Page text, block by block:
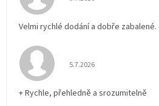
Velmi rychlé dodání a dobře zabalené.
Hodnocení obchodu je 5
5.7.2026
+ Rychle, přehledně a srozumitelně